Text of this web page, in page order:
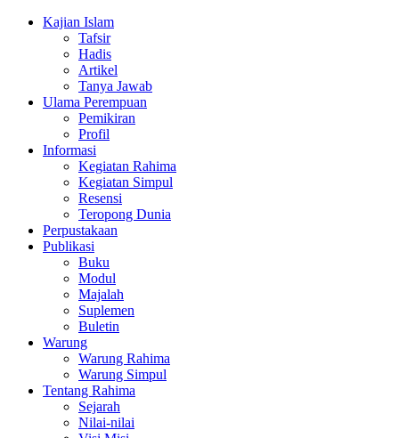
Kajian Islam
Tafsir
Hadis
Artikel
Tanya Jawab
Ulama Perempuan
Pemikiran
Profil
Informasi
Kegiatan Rahima
Kegiatan Simpul
Resensi
Teropong Dunia
Perpustakaan
Publikasi
Buku
Modul
Majalah
Suplemen
Buletin
Warung
Warung Rahima
Warung Simpul
Tentang Rahima
Sejarah
Nilai-nilai